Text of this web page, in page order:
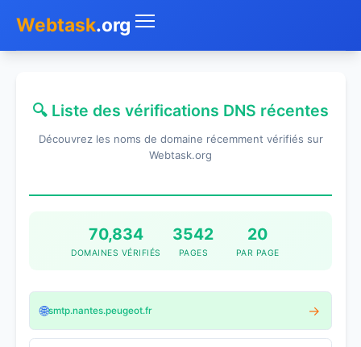
Webtask.org
Whois
SMS Gratuit
🔍 Liste des vérifications DNS récentes
Découvrez les noms de domaine récemment vérifiés sur
Webtask.org
70,834
DOMAINES VÉRIFIÉS
3542
PAGES
20
PAR PAGE
🌐smtp.nantes.peugeot.fr →